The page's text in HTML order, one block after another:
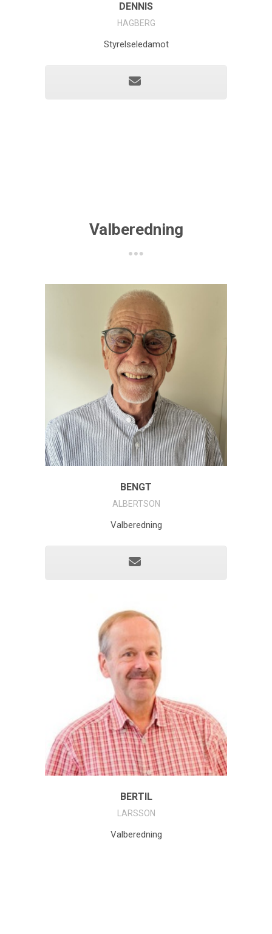
DENNIS
HAGBERG
Styrelseledamot
Valberedning
BENGT
ALBERTSON
Valberedning
BERTIL
LARSSON
Valberedning